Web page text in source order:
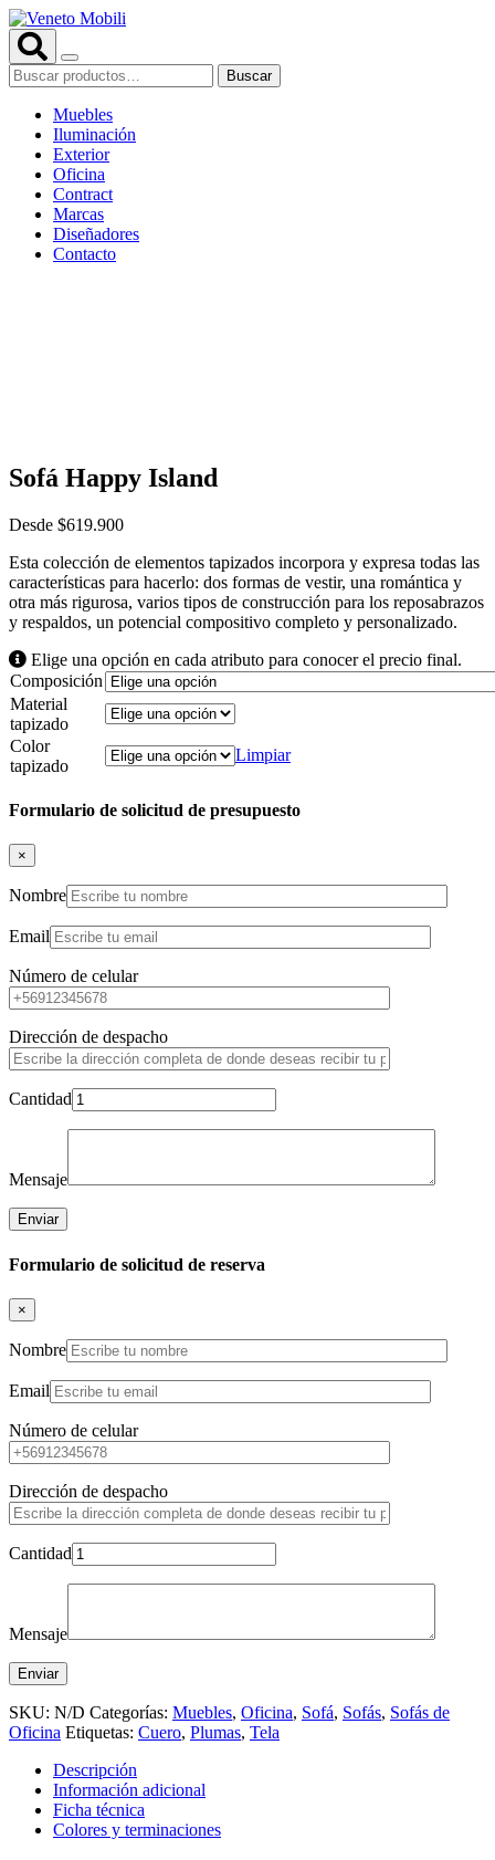
Saltar
al
contenido
Buscar
por:
Buscar
Muebles
Iluminación
Exterior
Oficina
Contract
Marcas
Diseñadores
Contacto
Sofá Happy Island
Desde $619.900
Esta colección de elementos tapizados incorpora y expresa todas las
características para hacerlo: dos formas de vestir, una romántica y
otra más rigurosa, varios tipos de construcción para los reposabrazos
y respaldos, un potencial compositivo completo y personalizado.
Elige una opción en cada atributo para conocer el precio final.
Composición
Material
tapizado
Color
tapizado
Limpiar
Formulario de solicitud de presupuesto
×
Nombre
Email
Número de celular
Dirección de despacho
Cantidad
Mensaje
Formulario de solicitud de reserva
×
Nombre
Email
Número de celular
Dirección de despacho
Cantidad
Mensaje
SKU: N/D Categorías: Muebles, Oficina, Sofá, Sofás, Sofás de
Oficina Etiquetas: Cuero, Plumas, Tela
Descripción
Información adicional
Ficha técnica
Colores y terminaciones